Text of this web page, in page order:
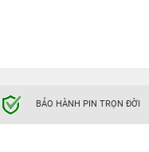
BẢO HÀNH PIN TRỌN ĐỜI